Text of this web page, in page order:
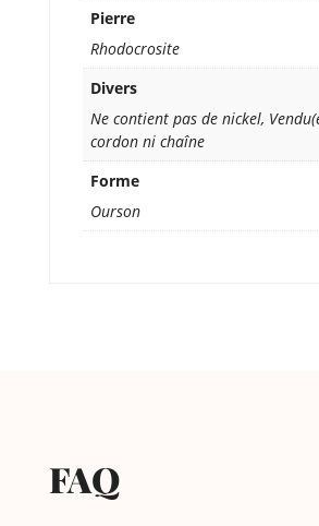
Pierre
Rhodocrosite
Divers
Ne contient pas de nickel,
cordon ni chaîne
Forme
Ourson
FAQ